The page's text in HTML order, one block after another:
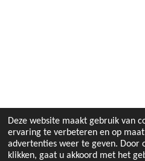
Deze website maakt gebruik van
ervaring te verbeteren en op
advertenties weer te geven. Door
klikken, gaat u akkoord met het